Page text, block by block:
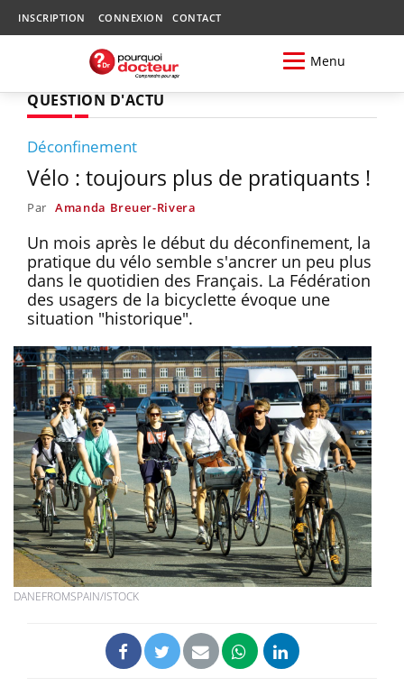
INSCRIPTION CONNEXION CONTACT
Menu
QUESTION D'ACTU
Déconfinement
Vélo : toujours plus de pratiquants !
Par Amanda Breuer-Rivera
Un mois après le début du déconfinement, la
pratique du vélo semble s'ancrer un peu plus
dans le quotidien des Français. La Fédération
des usagers de la bicyclette évoque une
situation "historique".
DANEFROMSPAIN/ISTOCK